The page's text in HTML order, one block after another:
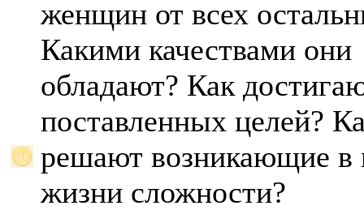
женщин от всех
Какими качествами они
обладают? Как
поставленных целей?
решают возникающие в
жизни сложности?